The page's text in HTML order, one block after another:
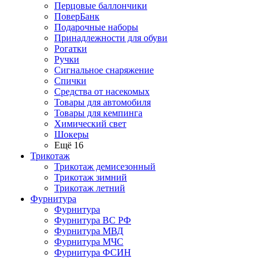
Перцовые баллончики
ПоверБанк
Подарочные наборы
Принадлежности для обуви
Рогатки
Ручки
Сигнальное снаряжение
Спички
Средства от насекомых
Товары для автомобиля
Товары для кемпинга
Химический свет
Шокеры
Ещё 16
Трикотаж
Трикотаж демисезонный
Трикотаж зимний
Трикотаж летний
Фурнитура
Фурнитура
Фурнитура ВС РФ
Фурнитура МВД
Фурнитура МЧС
Фурнитура ФСИН